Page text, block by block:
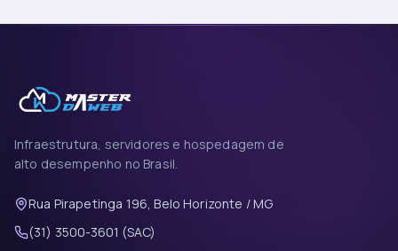
Infraestrutura, servidores e hospedagem de
alto desempenho no Brasil.
Rua Pirapetinga 196, Belo Horizonte / MG
(31) 3500-3601 (SAC)